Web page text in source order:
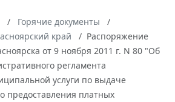
Горячие документы
край
Распоряжение
от 9 ноября 2011 г. N 80 "Об
регламента
услуги по выдаче
предоставления платных